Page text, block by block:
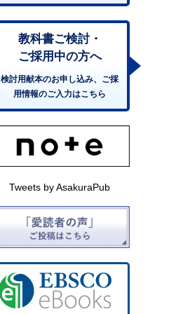
教科書ご検討・
ご採用中の方へ
検討用献本のお申し込み、ご採
用情報のご入力はこちら
Tweets by AsakuraPub